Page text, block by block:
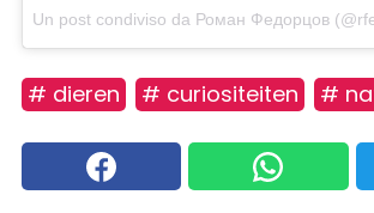
Un post condiviso da Роман Федорцов
# dieren # curiositeiten #